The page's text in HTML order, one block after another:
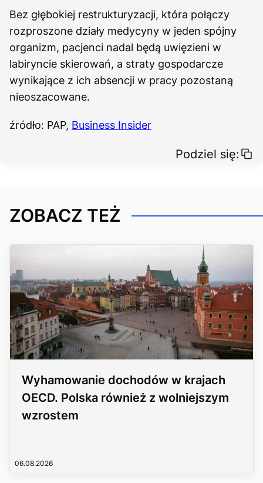
Bez głębokiej restrukturyzacji, która połączy
rozproszone działy medycyny w jeden spójny
organizm, pacjenci nadal będą uwięzieni w
labiryncie skierowań, a straty gospodarcze
wynikające z ich absencji w pracy pozostaną
nieoszacowane.
źródło: PAP, Business Insider
Podziel się:
ZOBACZ TEŻ
Wyhamowanie dochodów w krajach
OECD. Polska również z wolniejszym
wzrostem
06.08.2026